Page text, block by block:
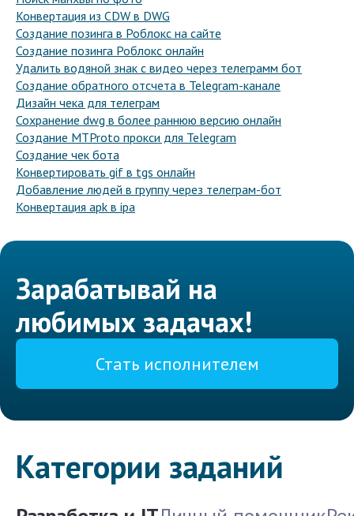
Конвертация из CDW в DWG
Создание позинга в Роблокс на сайте
Создание позинга Роблокс онлайн
Удалить водяной знак с видео через телеграмм бот
Создание обратного отсчета в Telegram-канале
Дизайн чека для телеграм
Сохранение dwg в более раннюю версию онлайн
Создание MTProto прокси для Telegram
Создание чек бота
Конвертировать gif в tgs онлайн
Добавление людей в группу через телеграм-бот
Конвертация apk в ipa
Зарабатывай на
любимых задачах!
Стать исполнителем
Категории заданий